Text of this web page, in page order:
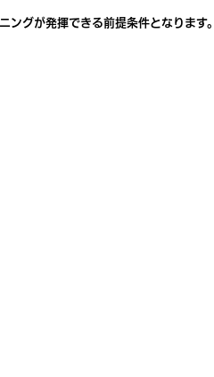
ングが発揮できる前提条件となります。